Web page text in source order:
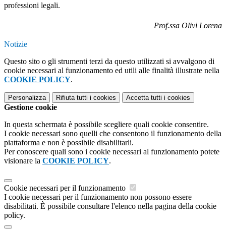
professioni legali.
Prof.ssa Olivi Lorena
Notizie
Questo sito o gli strumenti terzi da questo utilizzati si avvalgono di
cookie necessari al funzionamento ed utili alle finalità illustrate nella
COOKIE POLICY.
Personalizza Rifiuta tutti i cookies Accetta tutti i cookies
Gestione cookie
In questa schermata è possibile scegliere quali cookie consentire.
I cookie necessari sono quelli che consentono il funzionamento della
piattaforma e non è possibile disabilitarli.
Per conoscere quali sono i cookie necessari al funzionamento potete
visionare la COOKIE POLICY.
Cookie necessari per il funzionamento
I cookie necessari per il funzionamento non possono essere
disabilitati. È possibile consultare l'elenco nella pagina della cookie
policy.